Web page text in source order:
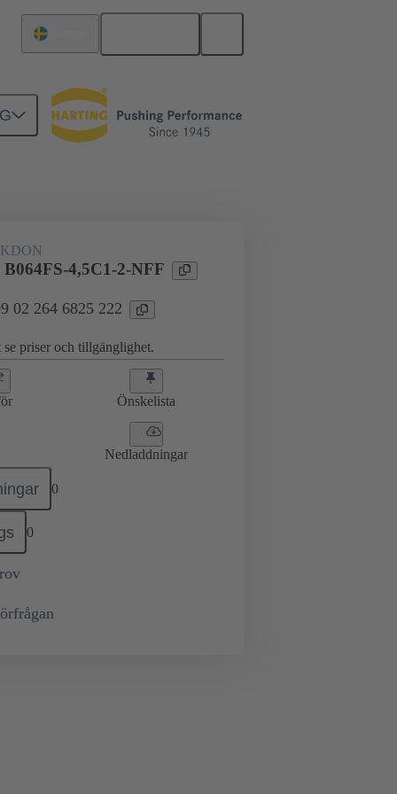
till dotterkort
4,5C1-2-NFF
02 264 6825 222
priser och tillgänglighet.
Önskelista
Nedladdningar
0
0